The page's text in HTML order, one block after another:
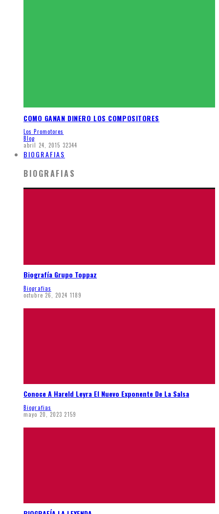
COMO GANAN DINERO LOS COMPOSITORES
Los Promotores
Blog
abril 24, 2015 32344
BIOGRAFIAS
BIOGRAFIAS
Biografía Grupo Toppaz
Biografias
octubre 26, 2024 1189
Conoce A Hareld Leyra El Nuevo Exponente De La Salsa
Biografias
mayo 20, 2023 2159